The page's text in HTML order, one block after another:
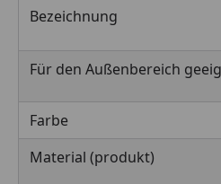
Bezeichnung
Für den Außenbereich
Farbe
Material (produkt)